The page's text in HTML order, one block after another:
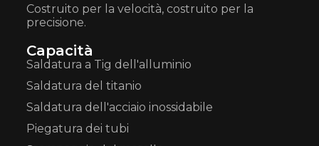
Costruito per la velocità, costruito per la
precisione.
Capacità
Saldatura a Tig dell'alluminio
Saldatura del titanio
Saldatura dell'acciaio inossidabile
Piegatura dei tubi